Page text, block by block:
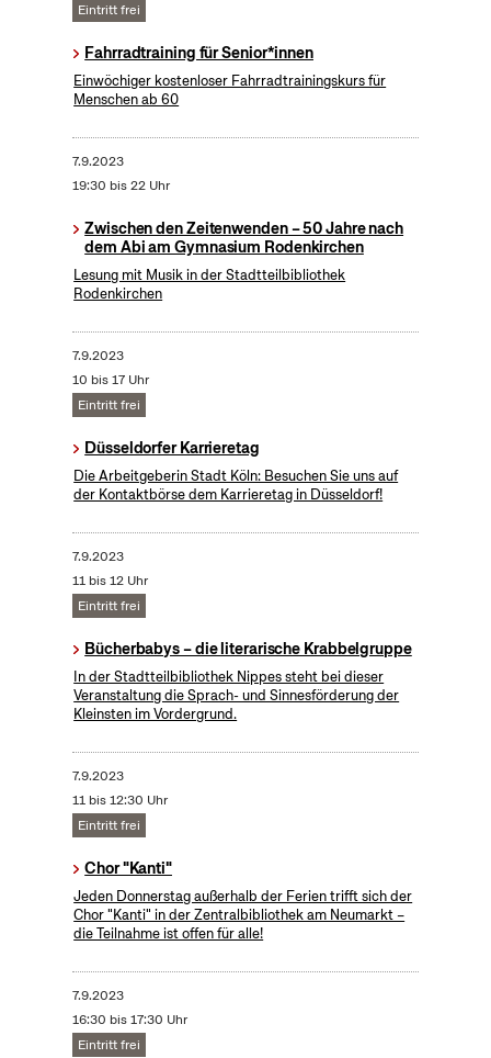
Eintritt frei
Fahrradtraining für Senior*innen
Einwöchiger kostenloser Fahrradtrainingskurs für
Menschen ab 60
7.9.2023
19:30 bis 22 Uhr
Zwischen den Zeitenwenden – 50 Jahre nach
dem Abi am Gymnasium Rodenkirchen
Lesung mit Musik in der Stadtteilbibliothek
Rodenkirchen
7.9.2023
10 bis 17 Uhr
Eintritt frei
Düsseldorfer Karrieretag
Die Arbeitgeberin Stadt Köln: Besuchen Sie uns auf
der Kontaktbörse dem Karrieretag in Düsseldorf!
7.9.2023
11 bis 12 Uhr
Eintritt frei
Bücherbabys – die literarische Krabbelgruppe
In der Stadtteilbibliothek Nippes steht bei dieser
Veranstaltung die Sprach- und Sinnesförderung der
Kleinsten im Vordergrund.
7.9.2023
11 bis 12:30 Uhr
Eintritt frei
Chor "Kanti"
Jeden Donnerstag außerhalb der Ferien trifft sich der
Chor "Kanti" in der Zentralbibliothek am Neumarkt –
die Teilnahme ist offen für alle!
7.9.2023
16:30 bis 17:30 Uhr
Eintritt frei